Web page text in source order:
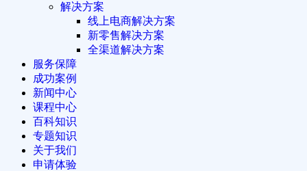
解决方案
线上电商解决方案
新零售解决方案
全渠道解决方案
服务保障
成功案例
新闻中心
课程中心
百科知识
专题知识
关于我们
申请体验